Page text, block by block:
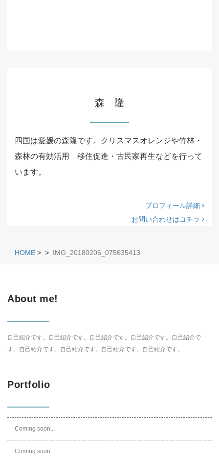
森 隆
四国は愛媛の森隆です。クリスマスオレンジや竹林・
森林の有効活用 移住促進・古民家再生などを行って
います。
プロフィール詳細
お問い合わせはコチラ
HOME > > IMG_20180206_075635413
About me!
自己紹介です。自己紹介です。自己紹介です。自己紹介です。自己紹介で
す。自己紹介です。自己紹介です。自己紹介です。自己紹介です。
Portfolio
Coming soon...
Coming soon...